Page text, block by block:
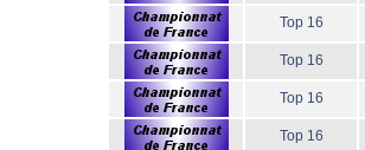
Top 16
Top 16
Top 16
Top 16